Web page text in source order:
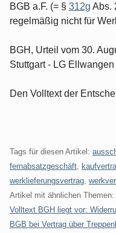
BGB a.F. (= § 312g Abs.
regelmäßig nicht für
BGH, Urteil vom 30.
Stuttgart - LG Ellwangen
Den Volltext der
Tags für diesen Artikel:
fernabsatzgeschäft
werklieferungsvertrag
Artikel mit ähnlichen Themen:
Volltext BGH liegt vor:
BGB bei Vertrag über